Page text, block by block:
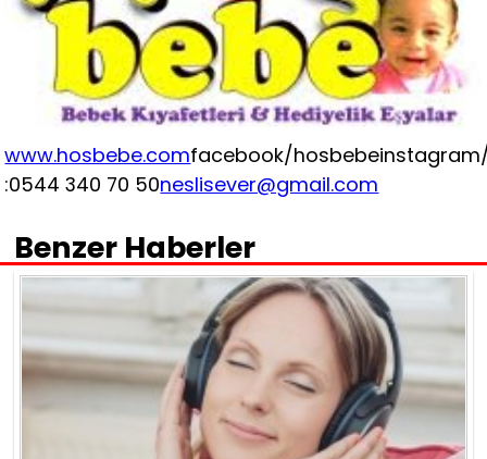
www.hosbebe.comfacebook/hosbebe
:0544 340 70 50neslisever@gmail.com
Benzer Haberler